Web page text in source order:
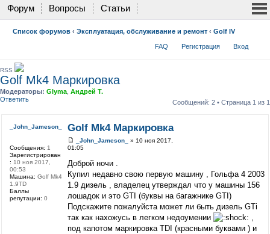
Форум Вопросы Статьи
Список форумов ‹ Эксплуатация, обслуживание и ремонт ‹ Golf IV
FAQ Регистрация Вход
RSS
Golf Mk4 Маркировка
Модераторы: Glyma Андрей Т.
Ответить
Сообщений: 2 • Страница 1 из 1
Golf Mk4 Маркировка
_John_Jameson_
» 10 ноя 2017,
01:05
Доброй ночи .
Купил недавно свою первую машину , Гольфа 4 2003
1.9 дизель , владелец утверждал что у машины 156
лошадок и это GTI (буквы на багажнике GTI)
Подскажите пожалуйста может ли быть дизель GTi
так как нахожусь в легком недоумении
,
под капотом маркировка TDI (красными буквами ) и
_John_Jameson_
Сообщения: 1
Зарегистрирован
: 10 ноя 2017,
00:53
Машина: Golf Mk4
1.9TD
Баллы
репутации: 0